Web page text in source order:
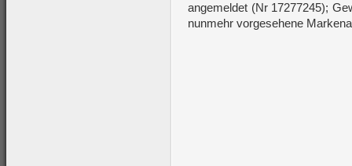
angemeldet (Nr 17277245);
nunmehr vorgesehene